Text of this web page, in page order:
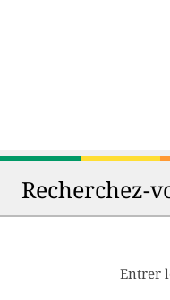
Recherchez-
Entrer